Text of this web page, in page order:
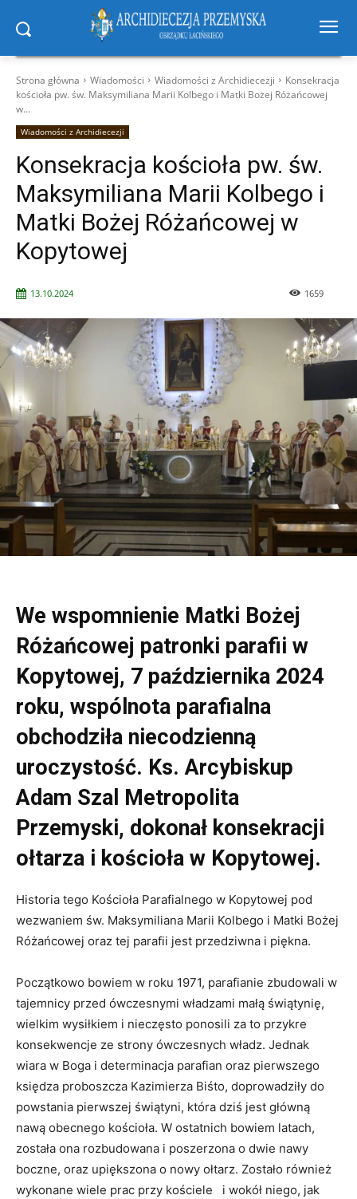
Strona główna Wiadomości Wiadomości z Archidiecezji
Konsekracja
kościoła pw. św. Maksymiliana Marii Kolbego i Matki Bożej Różańcowej
w...
Wiadomości z Archidiecezji
Konsekracja kościoła pw. św.
Maksymiliana Marii Kolbego i
Matki Bożej Różańcowej w
Kopytowej
13.10.2024 1659
We wspomnienie Matki Bożej
Różańcowej patronki parafii w
Kopytowej, 7 października 2024
roku, wspólnota parafialna
obchodziła niecodzienną
uroczystość. Ks. Arcybiskup
Adam Szal Metropolita
Przemyski, dokonał konsekracji
ołtarza i kościoła w Kopytowej.
Historia tego Kościoła Parafialnego w Kopytowej pod
wezwaniem św. Maksymiliana Marii Kolbego i Matki Bożej
Różańcowej oraz tej parafii jest przedziwna i piękna.
Początkowo bowiem w roku 1971, parafianie zbudowali w
tajemnicy przed ówczesnymi władzami małą świątynię,
wielkim wysiłkiem i nieczęsto ponosili za to przykre
konsekwencje ze strony ówczesnych władz. Jednak
wiara w Boga i determinacja parafian oraz pierwszego
księdza proboszcza Kazimierza Biśto, doprowadziły do
powstania pierwszej świątyni, która dziś jest główną
nawą obecnego kościoła. W ostatnich bowiem latach,
została ona rozbudowana i poszerzona o dwie nawy
boczne, oraz upiększona o nowy ołtarz. Zostało również
wykonane wiele prac przy kościele i wokół niego, jak